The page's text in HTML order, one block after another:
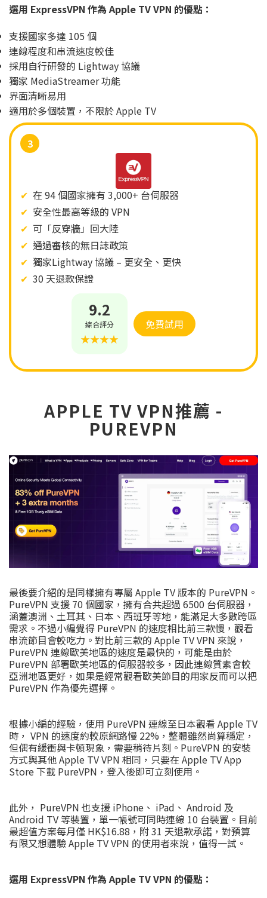
選用 ExpressVPN 作為 Apple TV VPN 的優點：
支援國家多達 105 個
連線程度和串流速度較佳
採用自行研發的 Lightway 協議
獨家 MediaStreamer 功能
界面清晰易用
適用於多個裝置，不限於 Apple TV
3
✔ 在 94 個國家擁有 3,000+ 台伺服器
✔ 安全性最高等級的 VPN
✔ 可「反穿牆」回大陸
✔ 通過審核的無日誌政策
✔ 獨家Lightway 協議 – 更安全、更快
✔ 30 天退款保證
9.2
綜合評分
★★★★
免費試用
APPLE TV VPN推薦 -
PUREVPN
最後要介紹的是同樣擁有專屬 Apple TV 版本的 PureVPN。
PureVPN 支援 70 個國家，擁有合共超過 6500 台伺服器，
涵蓋澳洲、土耳其、日本、西班牙等地，能滿足大多數跨區
需求。不過小編覺得 PureVPN 的速度相比前三款慢，觀看
串流節目會較吃力。對比前三款的 Apple TV VPN 來說，
PureVPN 連線歐美地區的速度是最快的，可能是由於
PureVPN 部署歐美地區的伺服器較多，因此連線質素會較
亞洲地區更好，如果是經常觀看歐美節目的用家反而可以把
PureVPN 作為優先選擇。
根據小編的經驗，使用 PureVPN 連線至日本觀看 Apple TV
時， VPN 的速度約較原網路慢 22%，整體雖然尚算穩定，
但偶有緩衝與卡頓現象，需要稍待片刻。PureVPN 的安裝
方式與其他 Apple TV VPN 相同，只要在 Apple TV App
Store 下載 PureVPN，登入後即可立刻使用。
此外， PureVPN 也支援 iPhone、 iPad、 Android 及
Android TV 等裝置，單一帳號可同時連線 10 台裝置。目前
最超值方案每月僅 HK$16.88，附 31 天退款承諾，對預算
有限又想體驗 Apple TV VPN 的使用者來說，值得一試。
選用 ExpressVPN 作為 Apple TV VPN 的優點：